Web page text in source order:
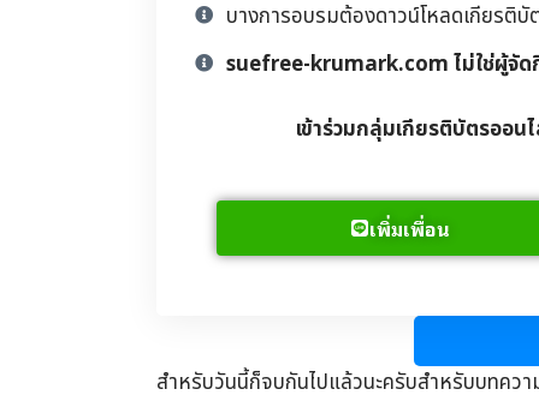
บางการอบรมต้องดาวน์โหลดเกียรติ
suefree-krumark.com ไม่ใช่ผู้จัด
เข้าร่วมกลุ่มเกียรติบัตรออ
เพิ่มเพื่อน
สำหรับวันนี้ก็จบกันไปแล้วนะครับสำหรับบทควา